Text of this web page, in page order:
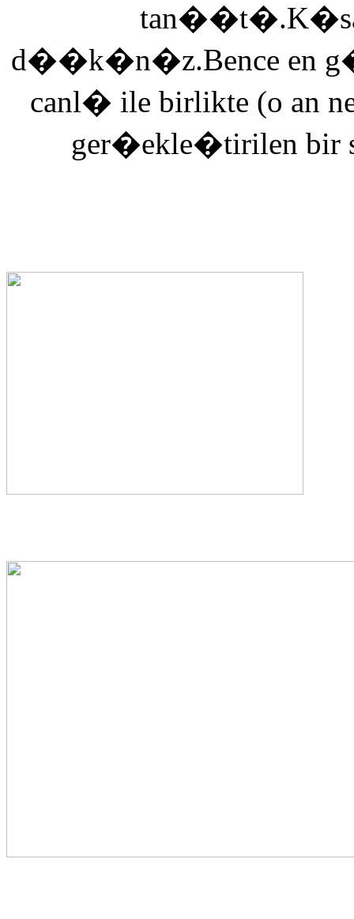
d��k�n�z.Bence en
canl� ile birlikte (o an
ger�ekle�tirilen bir